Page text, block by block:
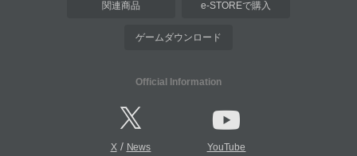
関連商品 e-STOREで購入
ゲームダウンロード
Official Information
X/ News YouTube